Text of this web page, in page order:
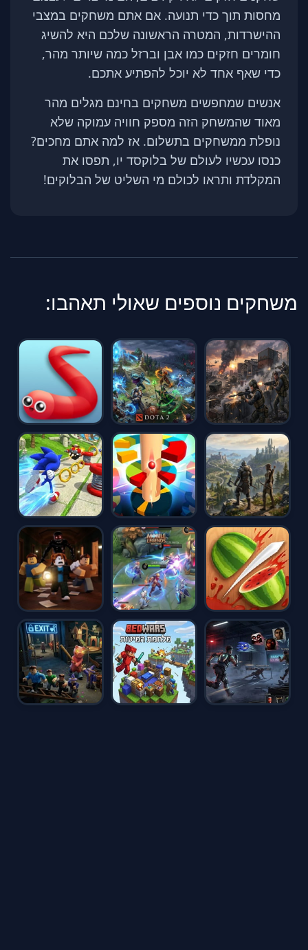
מחסות תוך כדי תנועה. אם אתם משחקים במצבי
ההישרדות, המטרה הראשונה שלכם היא להשיג
חומרים חזקים כמו אבן וברזל כמה שיותר מהר,
כדי שאף אחד לא יוכל להפתיע אתכם.
אנשים שמחפשים משחקים בחינם מגלים מהר
מאוד שהמשחק הזה מספק חוויה עמוקה שלא
נופלת ממשחקים בתשלום. אז למה אתם מחכים?
כנסו עכשיו לעולם של בלוקסד יו, תפסו את
המקלדת ותראו לכולם מי השליט של הבלוקים!
משחקים נוספים שאולי תאהבו: